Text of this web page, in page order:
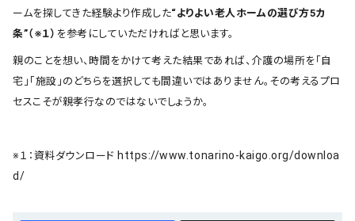
ームを探してきた経験より作成した“よりよい老人ホームの選び方5カ
条”（※１） を参考にしていただければと思います。
親のことを想い、時間をかけて考えた結果であれば、介護の場所を「自
宅」「施設」のどちらを選択しても間違いではありません。その考えるプロ
セスこそが親孝行なのではないでしょうか。
※１：資料ダウンロード https://www.tonarino-kaigo.org/downloa
d/